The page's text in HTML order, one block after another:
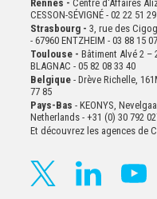
Rennes - Centre d'Affaires
CESSON-SÉVIGNÉ - 02 22 51
Strasbourg - 3, rue des
- 67960 ENTZHEIM - 03 88 15
Toulouse - Bâtiment Alvé 2 –
BLAGNAC - 05 82 08 33 40
Belgique- Drève Richelle,
77 85
Pays-Bas - KEONYS,
Netherlands - +31 (0) 30 792
Et découvrez les agences de